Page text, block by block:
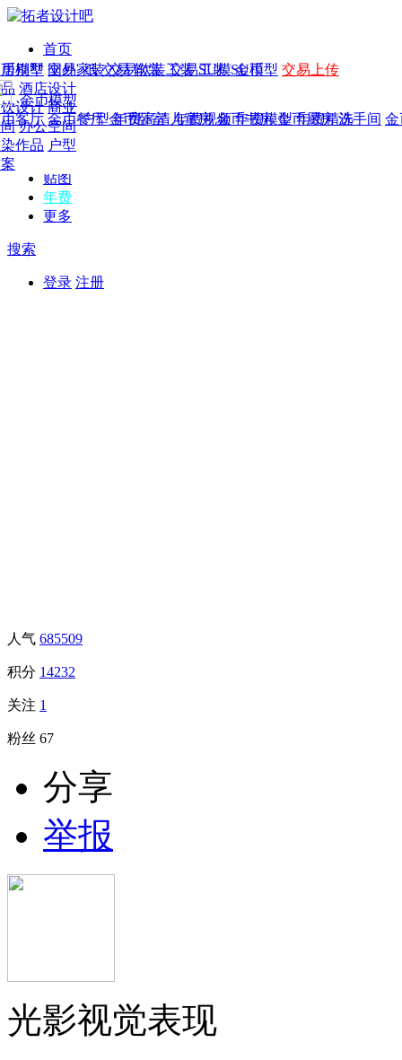
首页
发现
年费 作品 图纸 交易 软装 工装 SU模 金币
年费版块
费图纸 年费户型 年费高清 年费视频 年费模型 年费精选
作品
别墅 国外
酒店设计
设计 商业
办公空间
作品 户型
模型
模型 交易家装 交易软装 交易工装 SU模型 交易上传
金币模型
客厅 金币餐厅 金币卧室 儿童房 金币书房 金币厨房 洗手间 金
CAD
概念
贴图
年费
更多
搜索
登录 注册
人气 685509
积分 14232
关注 1
粉丝 67
分享
举报
光影视觉表现